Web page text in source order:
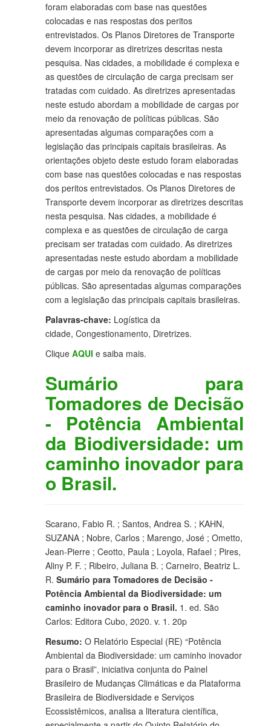
foram elaboradas com base nas questões
colocadas e nas respostas dos peritos
entrevistados. Os Planos Diretores de Transporte
devem incorporar as diretrizes descritas nesta
pesquisa. Nas cidades, a mobilidade é complexa e
as questões de circulação de carga precisam ser
tratadas com cuidado. As diretrizes apresentadas
neste estudo abordam a mobilidade de cargas por
meio da renovação de políticas públicas. São
apresentadas algumas comparações com a
legislação das principais capitais brasileiras. As
orientações objeto deste estudo foram elaboradas
com base nas questões colocadas e nas respostas
dos peritos entrevistados. Os Planos Diretores de
Transporte devem incorporar as diretrizes descritas
nesta pesquisa. Nas cidades, a mobilidade é
complexa e as questões de circulação de carga
precisam ser tratadas com cuidado. As diretrizes
apresentadas neste estudo abordam a mobilidade
de cargas por meio da renovação de políticas
públicas. São apresentadas algumas comparações
com a legislação das principais capitais brasileiras.
Palavras-chave: Logística da
cidade, Congestionamento, Diretrizes.
Clique AQUI e saiba mais.
Sumário para
Tomadores de Decisão
- Potência Ambiental
da Biodiversidade: um
caminho inovador para
o Brasil.
Scarano, Fabio R. ; Santos, Andrea S. ; KAHN,
SUZANA ; Nobre, Carlos ; Marengo, José ; Ometto,
Jean-Pierre ; Ceotto, Paula ; Loyola, Rafael ; Pires,
Aliny P. F. ; Ribeiro, Juliana B. ; Carneiro, Beatriz L.
R. Sumário para Tomadores de Decisão -
Potência Ambiental da Biodiversidade: um
caminho inovador para o Brasil. 1. ed. São
Carlos: Editora Cubo, 2020. v. 1. 20p
Resumo: O Relatório Especial (RE) “Potência
Ambiental da Biodiversidade: um caminho inovador
para o Brasil”, iniciativa conjunta do Painel
Brasileiro de Mudanças Climáticas e da Plataforma
Brasileira de Biodiversidade e Serviços
Ecossistêmicos, analisa a literatura científica,